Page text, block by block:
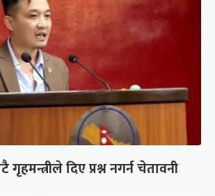
गृहमन्त्रीले दिए प्रश्न नगर्न चेतावनी